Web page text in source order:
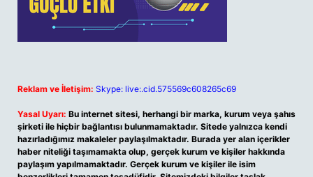
Reklam ve İletişim: Skype: live:.cid.575569c608265c69
Yasal Uyarı: Bu internet sitesi, herhangi bir marka, kurum veya şahıs
şirketi ile hiçbir bağlantısı bulunmamaktadır. Sitede yalnızca kendi
hazırladığımız makaleler paylaşılmaktadır. Burada yer alan içerikler
haber niteliği taşımamakta olup, gerçek kurum ve kişiler hakkında
paylaşım yapılmamaktadır. Gerçek kurum ve kişiler ile isim